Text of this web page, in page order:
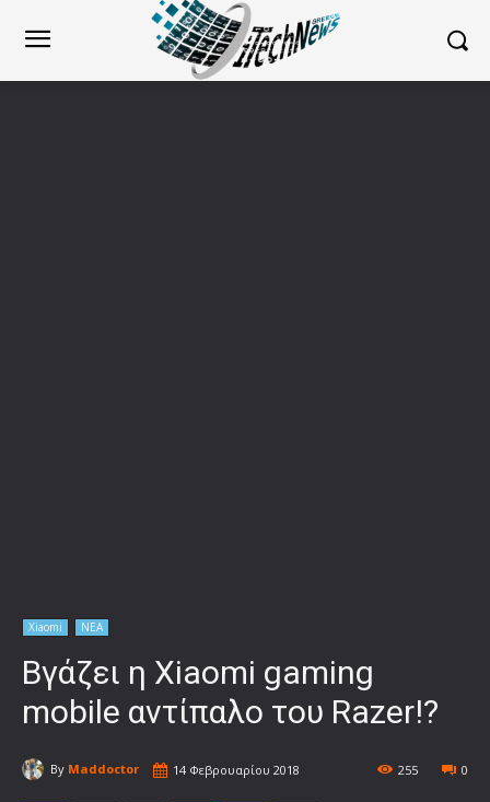
Xiaomi ΝΕΑ
Βγάζει η Xiaomi gaming
mobile αντίπαλο του Razer!?
By Maddoctor 14 Φεβρουαρίου 2018 0
255